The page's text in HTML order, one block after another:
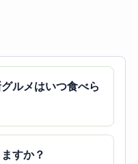
ルメはいつ食べら
すか？